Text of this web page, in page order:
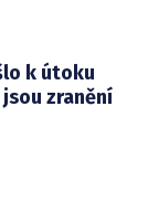
k útoku
zranění